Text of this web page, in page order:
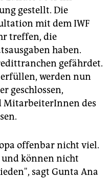
gestellt. Die
mit dem IWF
treffen, die
haben.
gefährdet.
werden nun
geschlossen,
MitarbeiterInnen des
offenbar nicht viel.
und können nicht
sagt Gunta Ana